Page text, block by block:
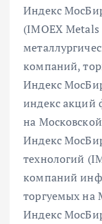
Индекс
(IMOEX
компаний,
Индекс
индекс акций
на
Индекс
технологий
компаний
торгуемых на
Индекс